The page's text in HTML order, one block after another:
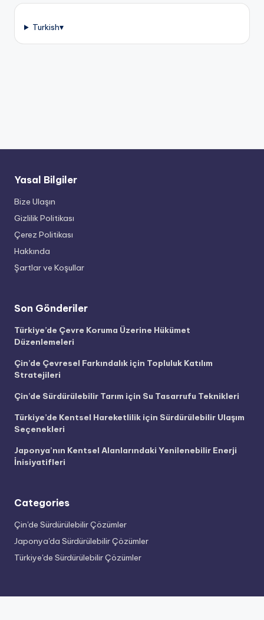
Turkish▾
Yasal Bilgiler
Bize Ulaşın
Gizlilik Politikası
Çerez Politikası
Hakkında
Şartlar ve Koşullar
Son Gönderiler
Türkiye’de Çevre Koruma Üzerine Hükümet
Düzenlemeleri
Çin’de Çevresel Farkındalık için Topluluk Katılım
Stratejileri
Çin’de Sürdürülebilir Tarım için Su Tasarrufu Teknikleri
Türkiye’de Kentsel Hareketlilik için Sürdürülebilir Ulaşım
Seçenekleri
Japonya’nın Kentsel Alanlarındaki Yenilenebilir Enerji
İnisiyatifleri
Categories
Çin'de Sürdürülebilir Çözümler
Japonya'da Sürdürülebilir Çözümler
Türkiye'de Sürdürülebilir Çözümler